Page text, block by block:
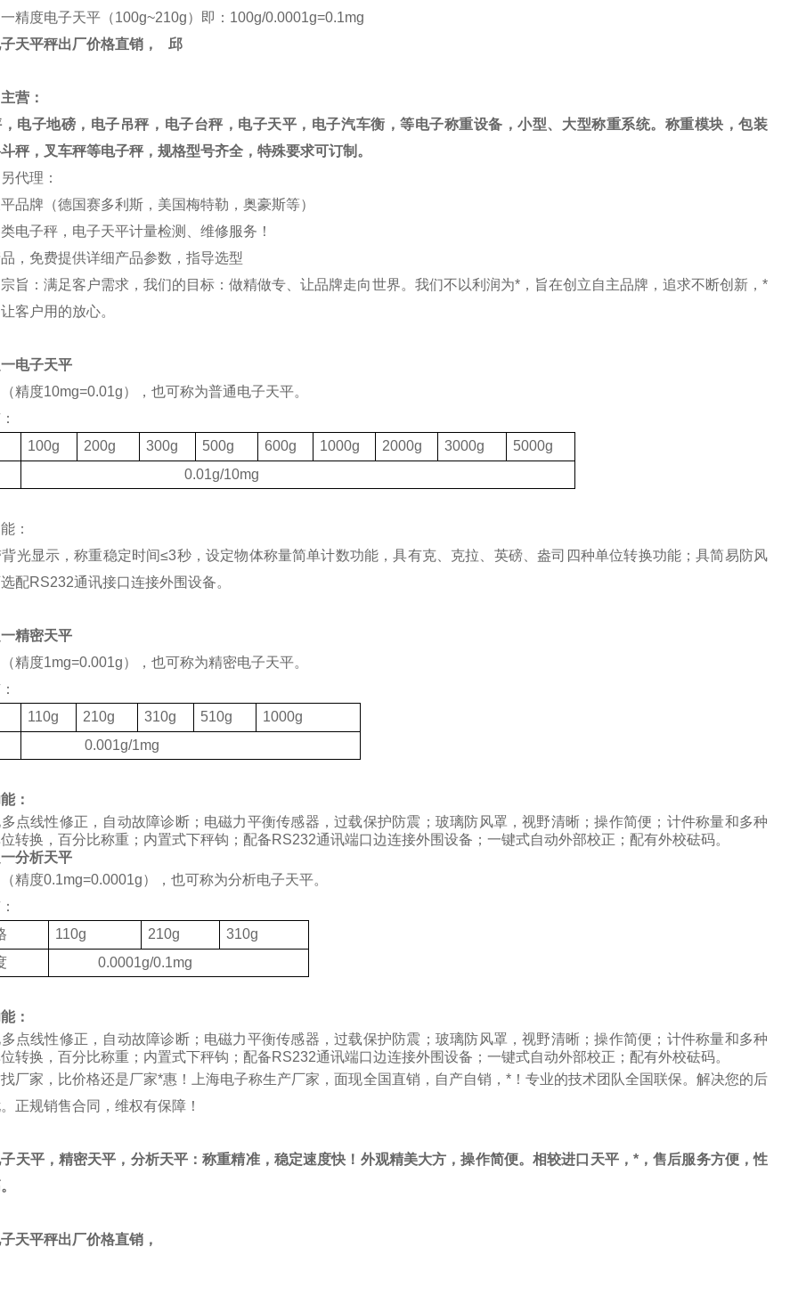
精度电子天平（100g~210g）即： 100g/0.0001g=0.1mg
天平秤出厂价格直销，
邱
营：
电子地磅，电子吊秤，电子台秤，电子天平，电子汽车衡，等电子称重设备，小型、大型称重系统。称重模块，包装
秤，叉车秤等电子秤，规格型号齐全，特殊要求可订制。
代理：
品牌（德国赛多利斯，美国梅特勒，奥豪斯等）
电子秤，电子天平计量检测、维修服务！
，免费提供详细产品参数，指导选型
旨：满足客户需求，我们的目标：做精做专、让品牌走向世界。我们不以利润为*，旨在创立自主品牌，追求不断创新，*
客户用的放心。
电子天平
精度10mg=0.01g），也可称为普通电子天平。
100g 200g 300g 500g 600g 1000g 2000g 3000g
5000g
0.01g/10mg
：
光显示，称重稳定时间≤3秒，设定物体称量简单计数功能，具有克、克拉、英磅、盎司四种单位转换功能；具简易防风
配RS232通讯接口连接外围设备。
精密天平
精度1mg=0.001g），也可称为精密电子天平。
110g 210g 310g 510g
1000g
0.001g/1mg
：
点线性修正，自动故障诊断；电磁力平衡传感器，过载保护防震；玻璃防风罩，视野清晰；操作简便；计件称量和多种
转换，百分比称重；内置式下秤钩；配备RS232通讯端口边连接外围设备；一键式自动外部校正；配有外校砝码。
分析天平
精度0.1mg=0.0001g），也可称为分析电子天平。
110g 210g
310g
0.0001g/0.1mg
：
点线性修正，自动故障诊断；电磁力平衡传感器，过载保护防震；玻璃防风罩，视野清晰；操作简便；计件称量和多种
转换，百分比称重；内置式下秤钩；配备RS232通讯端口边连接外围设备；一键式自动外部校正；配有外校砝码。
厂家，比价格还是厂家*惠！上海电子称生产厂家，面现全国直销，自产自销，*！专业的技术团队全国联保。解决您的后
正规销售合同，维权有保障！
天平，精密天平，分析天平：称重精准，稳定速度快！外观精美大方，操作简便。相较进口天平，*，售后服务方便，性
天平秤出厂价格直销，